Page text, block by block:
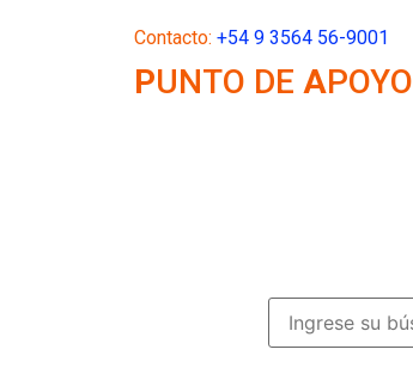
Contacto: +54 9 3564 56-9001
PUNTO DE APOYO